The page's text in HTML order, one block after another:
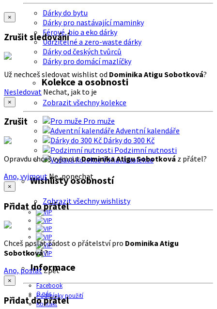
Dárky do bytu
Dárky pro nastávající maminky
Férové, bio a eko dárky
Udržitelné a zero-waste dárky
Dárky od českých tvůrců
Dárky pro domácí mazlíčky
Kolekce a osobnosti
Zobrazit všechny kolekce
Pro muže
Adventní kalendáře
Dárky do 300 Kč
Podzimní nutnosti
Voňavá kolekce
Wishlisty osobností
Zobrazit všechny wishlisty
Informace
Facebook
O nás
Podmínky použití
Kontakt
×
Zrušit sledování
Už nechceš sledovat wishlist od Dominika Atigu Sobotková?
Nesledovat Nechat, jak to je
×
Zrušit
Opravdu chceš vyjmoutDominika Atigu Sobotková z přátel?
Ano, vyjmout Ne, ponechat
×
Přidat do přátel
Chceš poslat žádost o přátelství pro Dominika Atigu
Sobotková?
Ano, poslatZpět
×
Přidat do přátel